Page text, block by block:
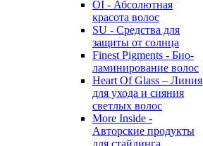
OI - Абсолютная
красота волос
SU - Средства для
защиты от солнца
Finest Pigments - Био-
ламинирование волос
Heart Of Glass – Линия
для ухода и сияния
светлых волос
More Inside -
Авторские продукты
для стайлинга